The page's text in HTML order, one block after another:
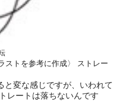
ストを参考に作成〉
ストレー
変な感じですが、いわれて
レートは落ちないんです